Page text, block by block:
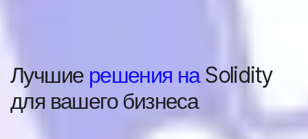
Лучшие решения наSolidity
для вашего бизнеса